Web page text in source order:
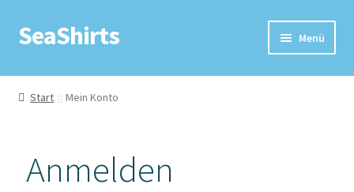
SeaShirts Menü
Shop
Über uns
Start Mein Konto
Anmelden